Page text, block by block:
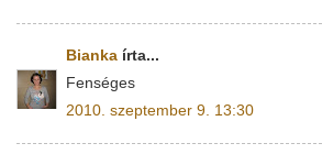
Bianka írta...
Fenséges
2010. szeptember 9. 13:30